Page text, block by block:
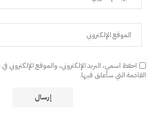
احفظ اسمي، البريد الإلكتروني، والموقع الإلكتروني
القادمة التي سأعلق فيها.